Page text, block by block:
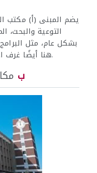
يضم المبنى (أ) مكتب
التوعية والبحث،
بشكل عام، مثل
هنا أيضًا غرف اجتماعات وغرف متعددة الأغراض.
ب